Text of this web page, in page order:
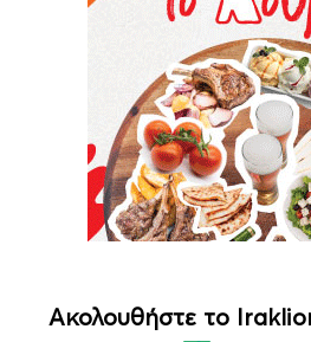
Ακολουθήστε το